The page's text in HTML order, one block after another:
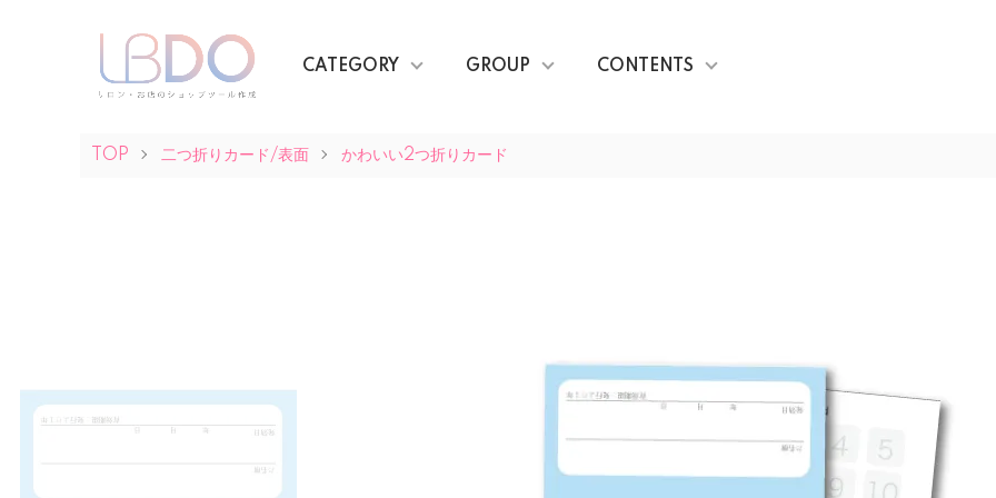
CATEGORY GROUP CONTENTS
TOP 二つ折りカード/表面 かわいい2つ折りカード